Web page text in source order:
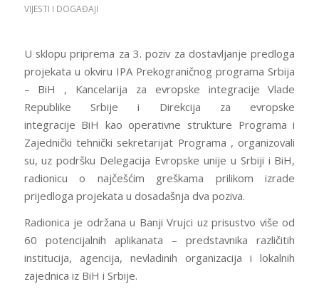
VIJESTI I DOGAĐAJI
U sklopu priprema za 3. poziv za dostavljanje predloga
projekata u okviru IPA Prekograničnog programa Srbija
– BiH , Kancelarija za evropske integracije Vlade
Republike Srbije i Direkcija za evropske
integracije BiH kao operativne strukture Programa i
Zajednički tehnički sekretarijat Programa , organizovali
su, uz podršku Delegacija Evropske unije u Srbiji i BiH,
radionicu o najčešćim greškama prilikom izrade
prijedloga projekata u dosadašnja dva poziva.
Radionica je održana u Banji Vrujci uz prisustvo više od
60 potencijalnih aplikanata – predstavnika različitih
institucija, agencija, nevladinih organizacija i lokalnih
zajednica iz BiH i Srbije.